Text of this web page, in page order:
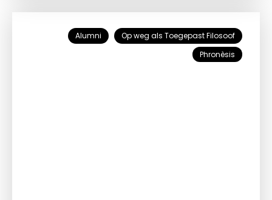
Alumni
Op weg als Toegepast Filosoof
Phronèsis